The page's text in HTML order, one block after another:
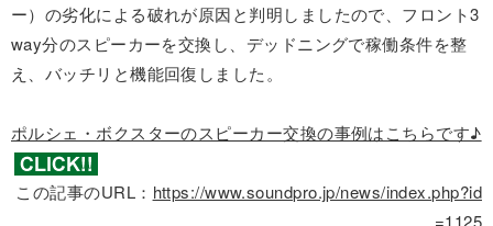
ー）の劣化による破れが原因と判明しましたので、フロント3
way分のスピーカーを交換し、デッドニングで稼働条件を整
え、バッチリと機能回復しました。
ポルシェ・ボクスターのスピーカー交換の事例はこちらです♪
この記事のURL： https://www.soundpro.jp/news/index.php?id
=1125